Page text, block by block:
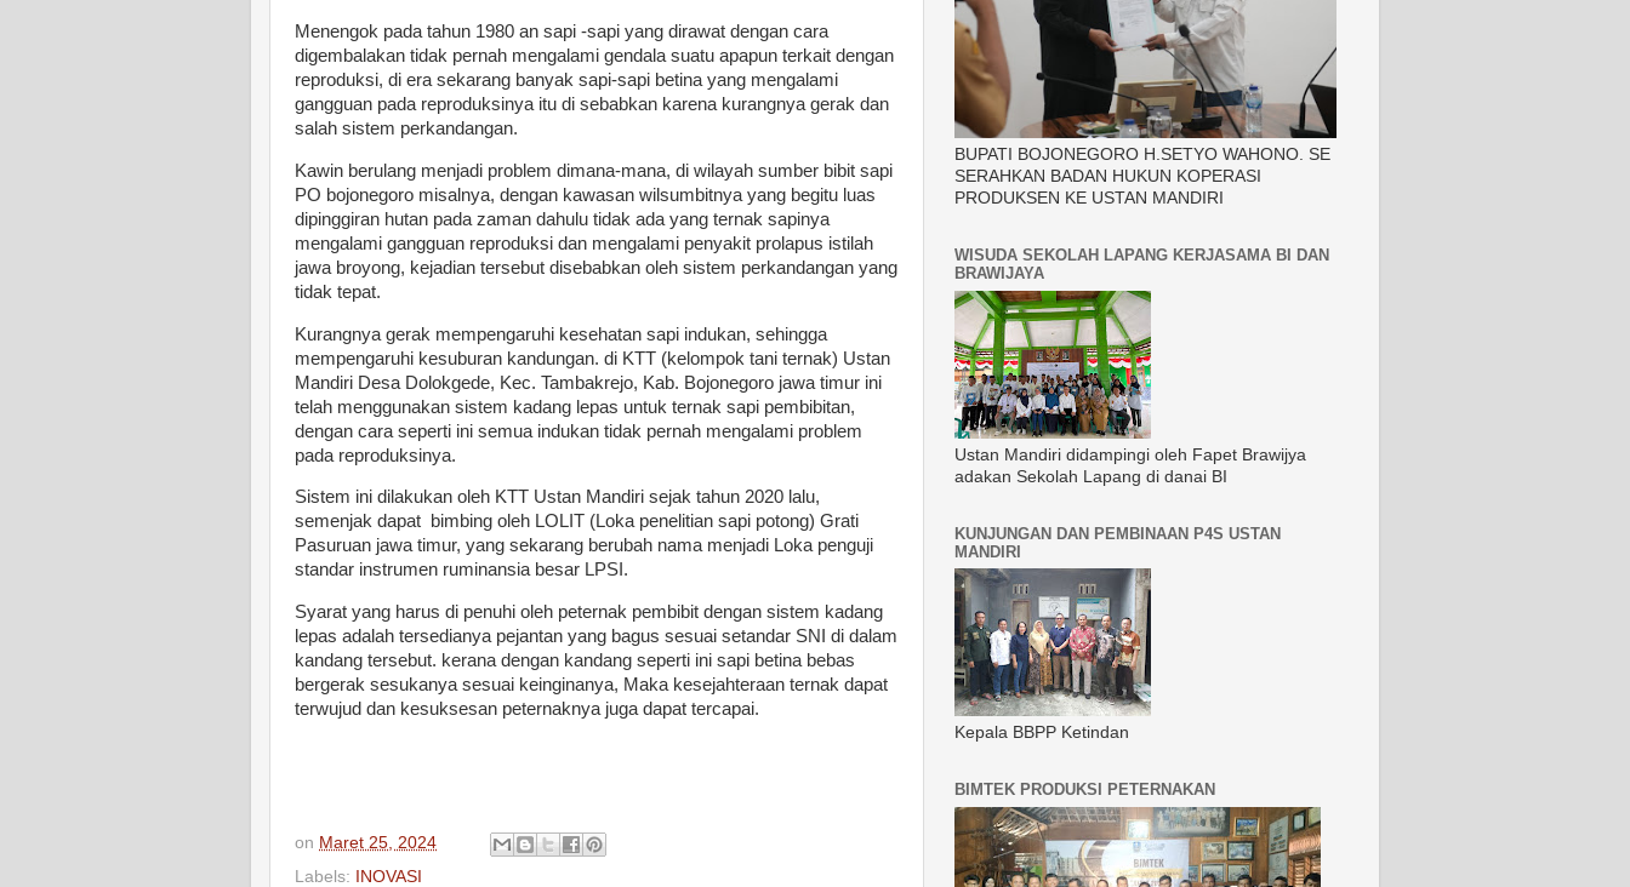
Menengok pada tahun 1980 an sapi -sapi yang dirawat dengan cara
digembalakan tidak pernah mengalami gendala suatu apapun terkait dengan
reproduksi, di era sekarang banyak sapi-sapi betina yang mengalami
gangguan pada reproduksinya itu di sebabkan karena kurangnya gerak dan
salah sistem perkandangan.
Kawin berulang menjadi problem dimana-mana, di wilayah sumber bibit sapi
PO bojonegoro misalnya, dengan kawasan wilsumbitnya yang begitu luas
dipinggiran hutan pada zaman dahulu tidak ada yang ternak sapinya
mengalami gangguan reproduksi dan mengalami penyakit prolapus istilah
jawa broyong, kejadian tersebut disebabkan oleh sistem perkandangan yang
tidak tepat.
Kurangnya gerak mempengaruhi kesehatan sapi indukan, sehingga
mempengaruhi kesuburan kandungan. di KTT (kelompok tani ternak) Ustan
Mandiri Desa Dolokgede, Kec. Tambakrejo, Kab. Bojonegoro jawa timur ini
telah menggunakan sistem kadang lepas untuk ternak sapi pembibitan,
dengan cara seperti ini semua indukan tidak pernah mengalami problem
pada reproduksinya.
Sistem ini dilakukan oleh KTT Ustan Mandiri sejak tahun 2020 lalu,
semenjak dapat bimbing oleh LOLIT (Loka penelitian sapi potong) Grati
Pasuruan jawa timur, yang sekarang berubah nama menjadi Loka penguji
standar instrumen ruminansia besar LPSI.
Syarat yang harus di penuhi oleh peternak pembibit dengan sistem kadang
lepas adalah tersedianya pejantan yang bagus sesuai setandar SNI di dalam
kandang tersebut. kerana dengan kandang seperti ini sapi betina bebas
bergerak sesukanya sesuai keinginanya, Maka kesejahteraan ternak dapat
terwujud dan kesuksesan peternaknya juga dapat tercapai.
on Maret 25, 2024
Labels: INOVASI
BUPATI BOJONEGORO H.SETYO WAHONO. SE
SERAHKAN BADAN HUKUN KOPERASI
PRODUKSEN KE USTAN MANDIRI
WISUDA SEKOLAH LAPANG KERJASAMA BI DAN
BRAWIJAYA
Ustan Mandiri didampingi oleh Fapet Brawijya
adakan Sekolah Lapang di danai BI
KUNJUNGAN DAN PEMBINAAN P4S USTAN
MANDIRI
Kepala BBPP Ketindan
BIMTEK PRODUKSI PETERNAKAN